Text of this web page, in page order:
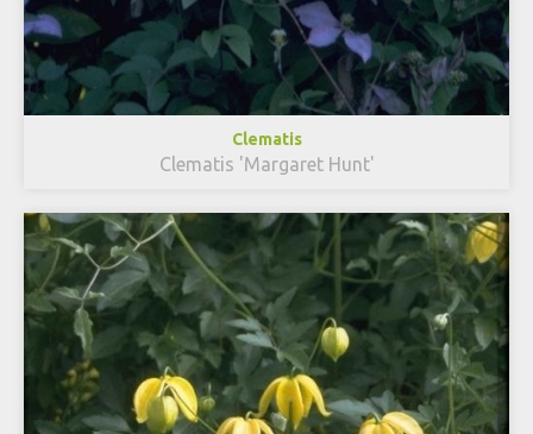
Clematis
Clematis 'Margaret Hunt'